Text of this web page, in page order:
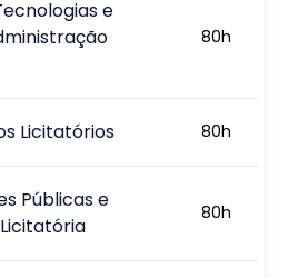
e
80h
Licitatórios 80h
Públicas e
80h